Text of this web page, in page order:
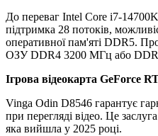
До переваг Intel Core i7-
підтримка 28 потоків,
оперативної пам'яті DDR5.
ОЗУ DDR4 3200 МГц або
Ігрова відеокарта GeForce
Vinga Odin D8546 гарантує
при перегляді відео. Це
яка вийшла у 2025 році.